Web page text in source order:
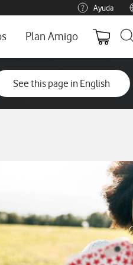
Ayuda
e Iberdrola
Plan Amigo
See this page in English